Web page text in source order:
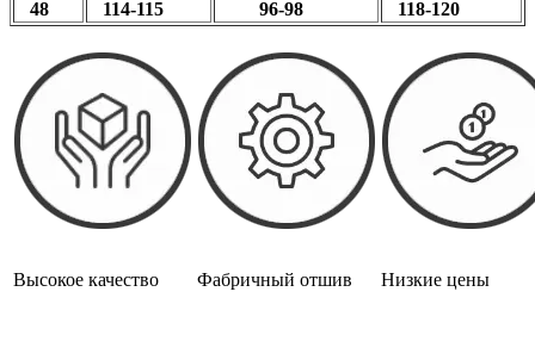
48
114-115 96-98 118-120
Высокое качество Фабричный отшив Низкие цены